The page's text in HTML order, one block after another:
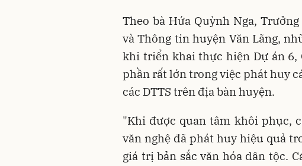
Theo bà Hứa Quỳnh Nga,
và Thông tin huyện Văn Lãng,
khi triển khai thực hiện Dự án 6,
phần rất lớn trong việc phát huy
các DTTS trên địa bàn huyện.
"Khi được quan tâm khôi phục,
văn nghệ đã phát huy hiệu quả
giá trị bản sắc văn hóa dân tộc.